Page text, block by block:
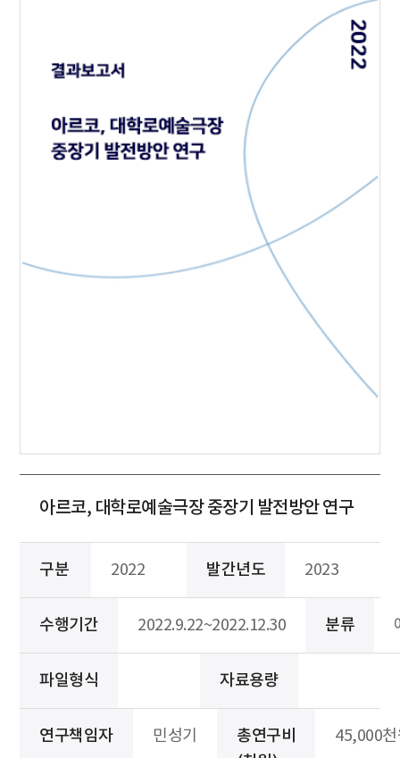
아르코, 대학로예술극장 중장기 발전방안 연구
구분 2022 발간년도 2023
수행기간 2022.9.22~2022.12.30 분류
파일형식 자료용량
연구책임자 민성기
총연구비
45,000천